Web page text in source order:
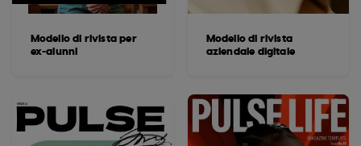
Modello di rivista per
ex-alunni
Modello di rivista
aziendale digitale